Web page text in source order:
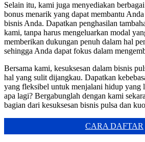
Selain itu, kami juga menyediakan
bonus menarik yang dapat membantu
bisnis Anda. Dapatkan penghasilan
kami, tanpa harus mengeluarkan modal
memberikan dukungan penuh dalam hal
sehingga Anda dapat fokus dalam
Bersama kami, kesuksesan dalam bisnis
hal yang sulit dijangkau. Dapatkan
yang fleksibel untuk menjalani hidup yang
apa lagi? Bergabunglah dengan kami
bagian dari kesuksesan bisnis pulsa dan
CARA DAFTAR